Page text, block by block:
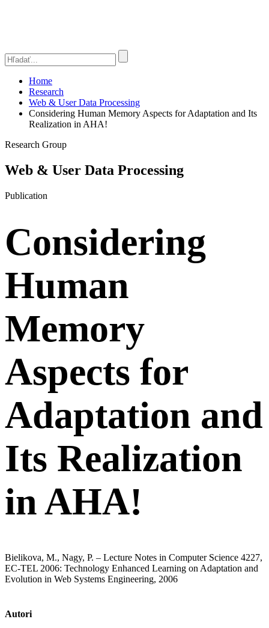
Home
Research
Web & User Data Processing
Considering Human Memory Aspects for Adaptation and Its
Realization in AHA!
Research Group
Web & User Data Processing
Publication
Considering
Human
Memory
Aspects for
Adaptation and
Its Realization
in AHA!
Bielikova, M., Nagy, P. – Lecture Notes in Computer Science 4227,
EC-TEL 2006: Technology Enhanced Learning on Adaptation and
Evolution in Web Systems Engineering, 2006
Autori